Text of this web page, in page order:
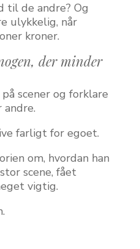
til de andre? Og
ulykkelig, når
kroner.
der minder
scener og forklare
farligt for egoet.
om, hvordan han
scene, fået
vigtig.